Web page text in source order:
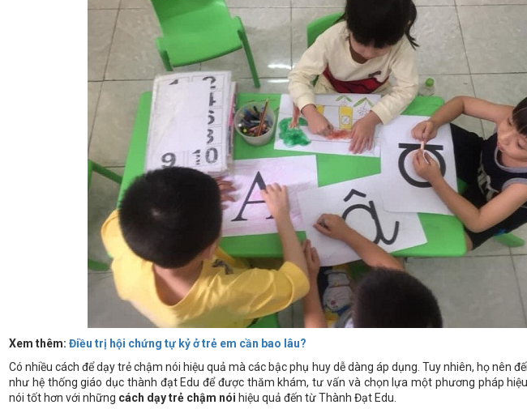
Xem thêm: Điều trị hội chứng tự kỷ ở trẻ em cần bao lâu?
Có nhiều cách để dạy trẻ chậm nói hiệu quả mà các bậc phụ huy dễ dàng áp dụng. Tuy nhiên, họ nên
như hệ thống giáo dục thành đạt Edu để được thăm khám, tư vấn và chọn lựa một phương pháp
nói tốt hơn với những cách dạy trẻ chậm nói hiệu quả đến từ Thành Đạt Edu.